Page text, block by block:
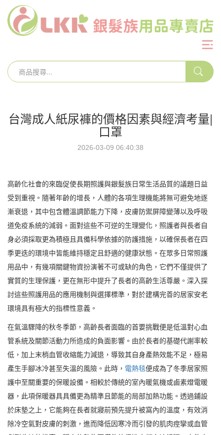
台灣成人紙尿褲的價格因素與經濟考量|
口罩
2026-03-09 06:40:38
高齡化社會的來臨促使長期照護與銀髮族日常生活品質的議題日益
受到重視。隨著年齡的增長，人體的各項生理機能將無可避免地逐
漸衰退，其中包含體溫調節能力下降，皮膚防禦屏障變薄以及呼吸
道免疫系統的減弱。面對這些不可逆的生理變化，照護者與長者自
身必須採取更為積極且具備科學依據的防護措施，以確保長者在四
季更迭的環境中皆能維持穩定且舒適的健康狀態。在眾多日常照護
用品中，有幾項關鍵物資扮演著不可或缺的角色，它們不僅提供了
實質的生理保護，更在無形中提升了長者的高齡生活尊嚴。深入探
討這些照護用品的應用機制與選擇標準，對於建構完善的居家安老
環境具有極大的指標性意義。
在氣溫驟降的秋冬季節，高齡長者面臨的首要挑戰便是低溫對心血
管系統及關節活動力所造成的負面影響。由於長者的基礎代謝率較
低，加上末梢血管收縮能力減退，導致其自身產熱效能不足，極易
產生手腳冰冷甚至失溫的風險。此時， 電熱毯便成為了冬季居家照
護中至關重要的保暖設備。相較於傳統的室內暖氣機或鹵素燈電暖
器，此項保暖器具具備更為精準且節能的局部加熱功能。透過鋪設
於床墊之上，它能夠在長者就寢前預先提升被窩內的溫度，有效消
除冷空氣對皮膚的刺激，進而降低因寒冷而引發的肌肉痙攣或血管